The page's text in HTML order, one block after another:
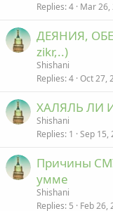
Replies 4 Mar 26,
ДЕЯНИЯ,
zikr,..)
Shishani
Replies 4 Oct 27,
ХАЛЯЛЬ ЛИ
Shishani
Replies 1 Sep 15,
Причины
умме
Shishani
Replies 5 Feb 26,